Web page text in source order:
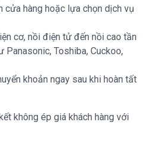
cửa hàng hoặc lựa chọn dịch vụ
cơ, nồi điện tử đến nồi cao tần
Panasonic, Toshiba, Cuckoo,
khoản ngay sau khi hoàn tất
không ép giá khách hàng với